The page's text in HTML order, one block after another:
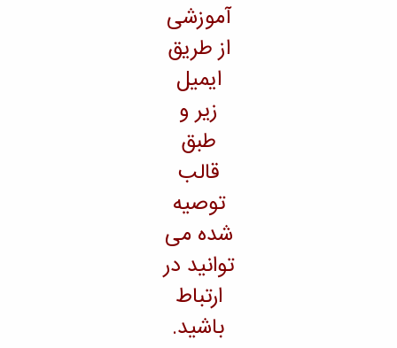
آموزشی
از طریق
ایمیل
توصیه
شده می
توانید در
ارتباط
باشید.